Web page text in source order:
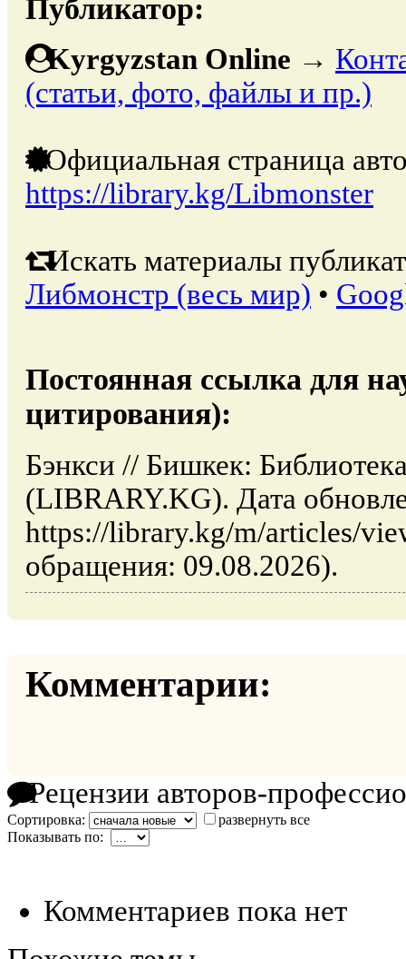
Публикатор:
Kyrgyzstan Online →
(статьи, фото, файлы и пр.)
Официальная страница
https://library.kg/Libmonster
Искать материалы
Либмонстр (весь мир) •
Постоянная ссылка для
цитирования):
Бэнкси // Бишкек:
(LIBRARY.KG). Дата
https://library.kg/m/articles/
обращения: 09.08.2026).
Комментарии:
Рецензии авторов-
Сортировка:
развернуть все
Показывать по:
Комментариев пока нет